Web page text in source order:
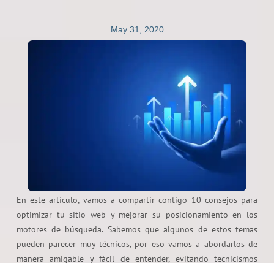
May 31, 2020
En este artículo, vamos a compartir contigo 10 consejos para
optimizar tu sitio web y mejorar su posicionamiento en los
motores de búsqueda. Sabemos que algunos de estos temas
pueden parecer muy técnicos, por eso vamos a abordarlos de
manera amigable y fácil de entender, evitando tecnicismos